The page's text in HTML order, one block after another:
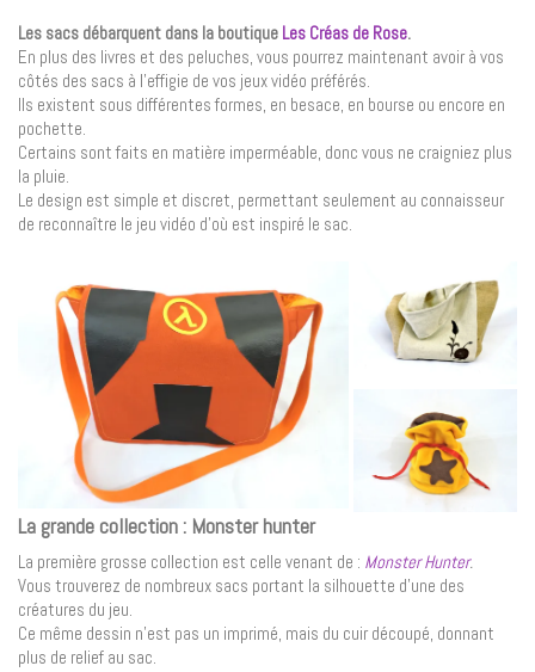
Les sacs débarquent dans la boutique Les Créas de Rose.
En plus des livres et des peluches, vous pourrez maintenant avoir à vos
côtés des sacs à l’effigie de vos jeux vidéo préférés.
Ils existent sous différentes formes, en besace, en bourse ou encore en
pochette.
Certains sont faits en matière imperméable, donc vous ne craigniez plus
la pluie.
Le design est simple et discret, permettant seulement au connaisseur
de reconnaître le jeu vidéo d’où est inspiré le sac.
La grande collection : Monster hunter
La première grosse collection est celle venant de : Monster Hunter.
Vous trouverez de nombreux sacs portant la silhouette d’une des
créatures du jeu.
Ce même dessin n’est pas un imprimé, mais du cuir découpé, donnant
plus de relief au sac.